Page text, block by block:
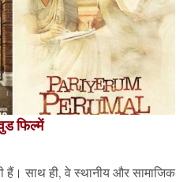
फिल्में
हैं। साथ ही, वे स्थानीय और सामाजिक